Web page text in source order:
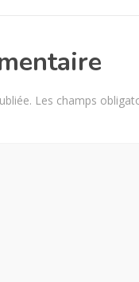
Les champs